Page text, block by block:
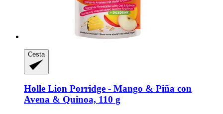
Cesta
Holle Lion Porridge -​ Mango & Piña con
Avena & Quinoa, 110 g